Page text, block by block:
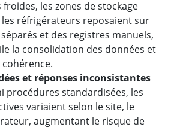
froides, les zones de stockage
réfrigérateurs reposaient sur
et des registres manuels,
la consolidation des données et
et réponses inconsistantes
procédures standardisées, les
variaient selon le site, le
augmentant le risque de